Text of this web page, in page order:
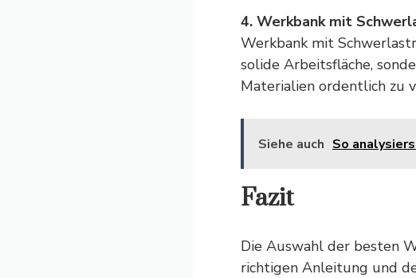
4. Werkbank mit
Werkbank mit
solide Arbeitsfläche,
Materialien ordentlich zu
Siehe auch So
Fazit
Die Auswahl der besten
richtigen Anleitung und